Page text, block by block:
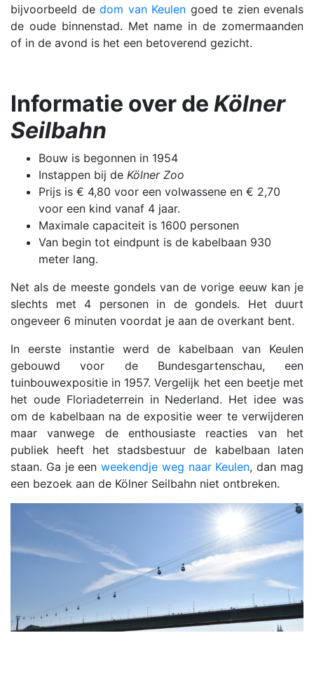
bijvoorbeeld de dom van Keulen goed te zien evenals
de oude binnenstad. Met name in de zomermaanden
of in de avond is het een betoverend gezicht.
Informatie over de Kölner
Seilbahn
Bouw is begonnen in 1954
Instappen bij de Kölner Zoo
Prijs is € 4,80 voor een volwassene en € 2,70
voor een kind vanaf 4 jaar.
Maximale capaciteit is 1600 personen
Van begin tot eindpunt is de kabelbaan 930
meter lang.
Net als de meeste gondels van de vorige eeuw kan je
slechts met 4 personen in de gondels. Het duurt
ongeveer 6 minuten voordat je aan de overkant bent.
In eerste instantie werd de kabelbaan van Keulen
gebouwd voor de Bundesgartenschau, een
tuinbouwexpositie in 1957. Vergelijk het een beetje met
het oude Floriadeterrein in Nederland. Het idee was
om de kabelbaan na de expositie weer te verwijderen
maar vanwege de enthousiaste reacties van het
publiek heeft het stadsbestuur de kabelbaan laten
staan. Ga je eenweekendje weg naar Keulen, dan mag
een bezoek aan de Kölner Seilbahn niet ontbreken.